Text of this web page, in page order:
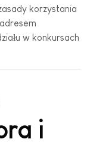
korzystania
w konkursach
i